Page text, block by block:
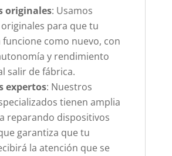
originales: Usamos
para que tu
funcione como nuevo, con
y rendimiento
salir de fábrica.
expertos: Nuestros
tienen amplia
reparando dispositivos
garantiza que tu
la atención que se